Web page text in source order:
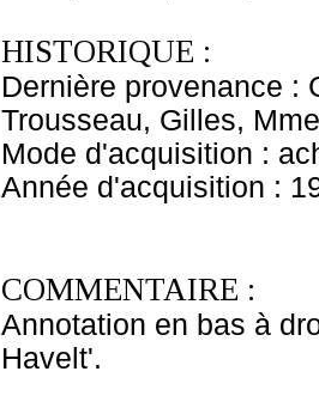
HISTORIQUE :
Dernière provenance :
Trousseau, Gilles,
Mode d'acquisition :
Année d'acquisition :
COMMENTAIRE :
Annotation en bas à
Havelt'.